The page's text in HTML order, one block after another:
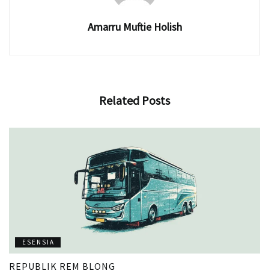
Amarru Muftie Holish
Related Posts
ESENSIA
REPUBLIK REM BLONG